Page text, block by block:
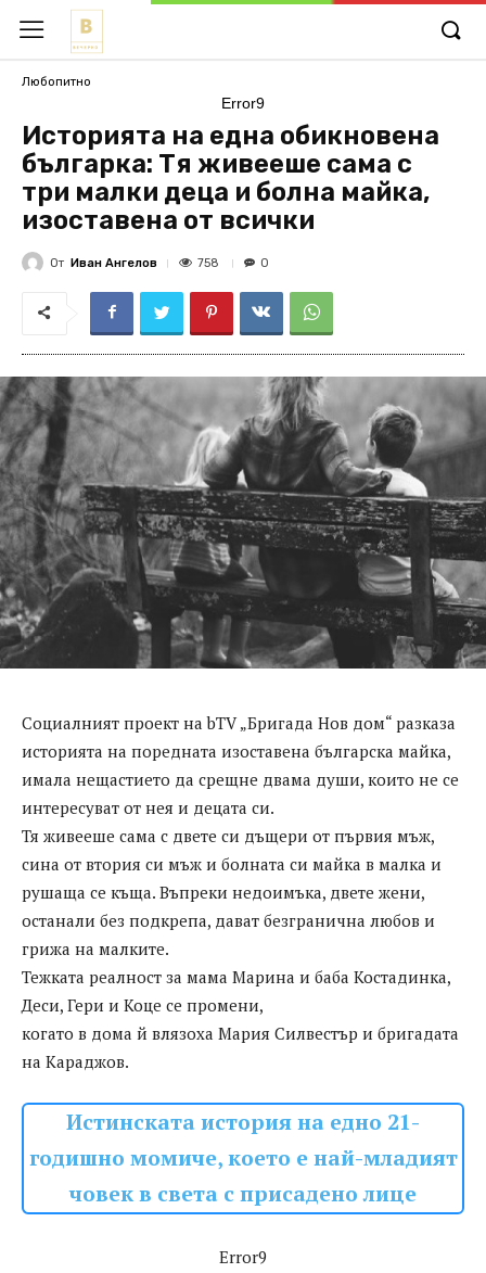
Любопитно
Error9
Историята на една обикновена
българка: Тя живееше сама с
три малки деца и болна майка,
изоставена от всички
От Иван Ангелов 758 0
Социалният проект на bTV „Бригада Нов дом“ разказа
историята на поредната изоставена българска майка,
имала нещастието да срещне двама души, които не се
интересуват от нея и децата си.
Тя живееше сама с двете си дъщери от първия мъж,
сина от втория си мъж и болната си майка в малка и
рушаща се къща. Въпреки недоимъка, двете жени,
останали без подкрепа, дават безгранична любов и
грижа на малките.
Тежката реалност за мама Марина и баба Костадинка,
Деси, Гери и Коце се промени,
когато в дома й влязоха Мария Силвестър и бригадата
на Караджов.
Истинската история на едно 21-
годишно момиче, което е най-младият
човек в света с присадено лице
Error9